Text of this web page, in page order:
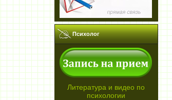
Психолог
Литература и видео по
психологии